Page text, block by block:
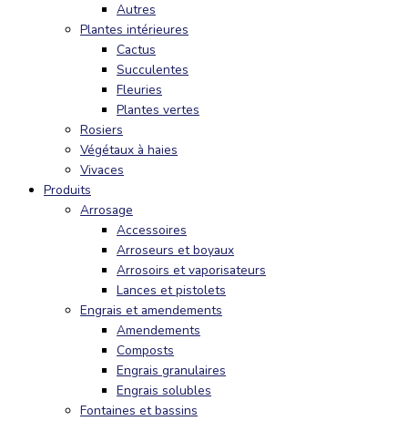
Autres
Plantes intérieures
Cactus
Succulentes
Fleuries
Plantes vertes
Rosiers
Végétaux à haies
Vivaces
Produits
Arrosage
Accessoires
Arroseurs et boyaux
Arrosoirs et vaporisateurs
Lances et pistolets
Engrais et amendements
Amendements
Composts
Engrais granulaires
Engrais solubles
Fontaines et bassins